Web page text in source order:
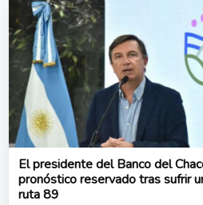
El presidente del Banco del
pronóstico reservado tras sufrir
ruta 89